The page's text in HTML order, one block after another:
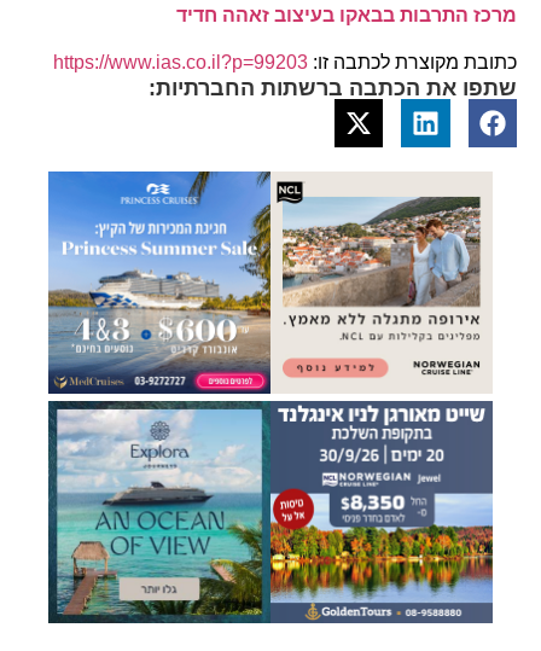
מרכז התרבות בבאקו בעיצוב זאהה חדיד
כתובת מקוצרת לכתבה זו: https://www.ias.co.il?p=99203
שתפו את הכתבה ברשתות החברתיות: